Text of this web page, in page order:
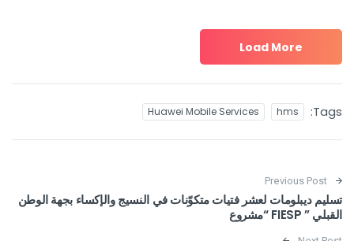
Load More
Tags:
hms
Huawei Mobile Services
Post navigation
Previous Post
تسليم ديبلومات لعشر فتيات متكوّنات في النسيج والإكساء بجهة الوطن
القبلي ” FIESP “مشروع